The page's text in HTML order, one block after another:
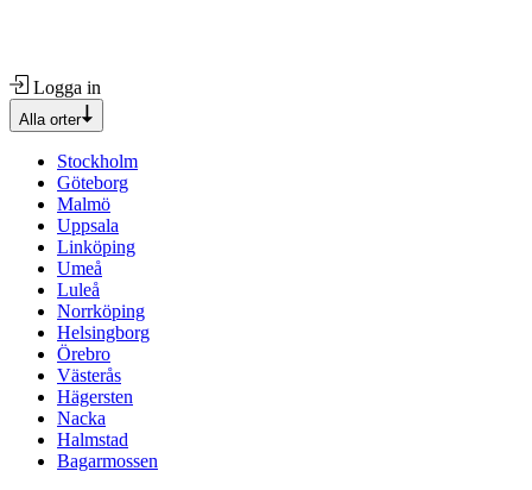
Logga in
Alla orter
Stockholm
Göteborg
Malmö
Uppsala
Linköping
Umeå
Luleå
Norrköping
Helsingborg
Örebro
Västerås
Hägersten
Nacka
Halmstad
Bagarmossen